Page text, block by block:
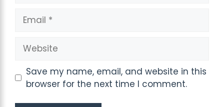
Email
Website
Save my name, email, and website in this
browser for the next time I comment.